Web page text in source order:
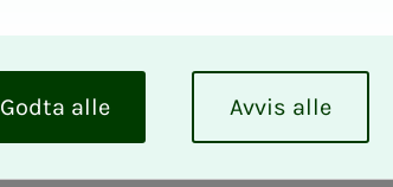
Avvis alle
Godta alle